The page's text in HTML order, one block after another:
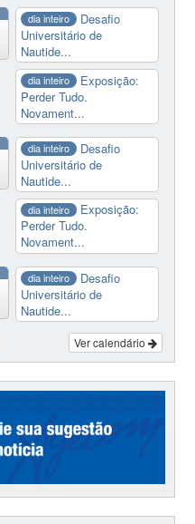
dia inteiro
Desafio
Universitário de
Nautide...
dia inteiro
Exposição:
Perder Tudo.
Novament...
dia inteiro
Desafio
Universitário de
Nautide...
dia inteiro
Exposição:
Perder Tudo.
Novament...
dia inteiro
Desafio
Universitário de
Nautide...
Ver calendário